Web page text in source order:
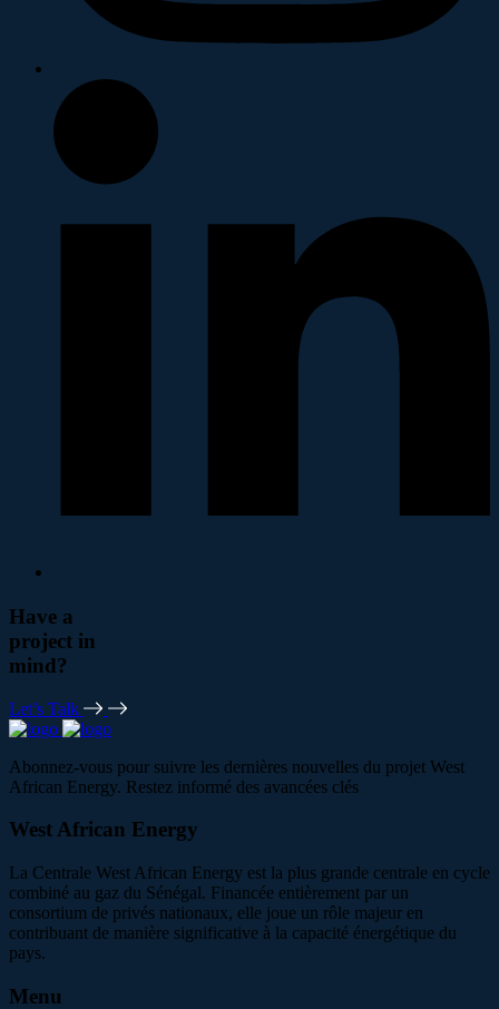
Have a
project in
mind?
Let’s Talk
Abonnez-vous pour suivre les dernières nouvelles du projet West
African Energy. Restez informé des avancées clés
West African Energy
La Centrale West African Energy est la plus grande centrale en cycle
combiné au gaz du Sénégal. Financée entièrement par un
consortium de privés nationaux, elle joue un rôle majeur en
contribuant de manière significative à la capacité énergétique du
pays.
Menu